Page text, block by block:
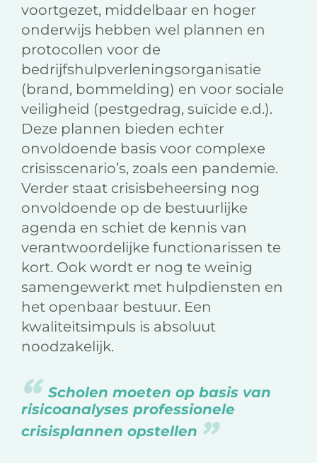
voortgezet, middelbaar en hoger
onderwijs hebben wel plannen en
protocollen voor de
bedrijfshulpverleningsorganisatie
(brand, bommelding) en voor sociale
veiligheid (pestgedrag, suïcide e.d.).
Deze plannen bieden echter
onvoldoende basis voor complexe
crisisscenario’s, zoals een pandemie.
Verder staat crisisbeheersing nog
onvoldoende op de bestuurlijke
agenda en schiet de kennis van
verantwoordelijke functionarissen te
kort. Ook wordt er nog te weinig
samengewerkt met hulpdiensten en
het openbaar bestuur. Een
kwaliteitsimpuls is absoluut
noodzakelijk.
Scholen moeten op basis van
risicoanalyses professionele
crisisplannen opstellen